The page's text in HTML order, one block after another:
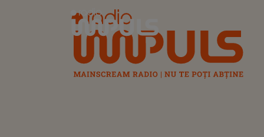
Radio Impuls